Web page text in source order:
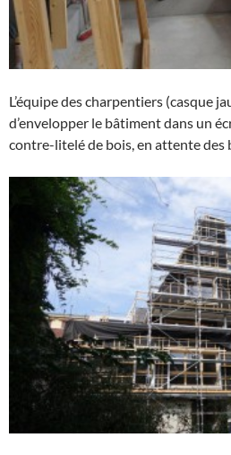
L’équipe des charpentiers (casque
d’envelopper le bâtiment dans un
contre-litelé de bois, en attente des